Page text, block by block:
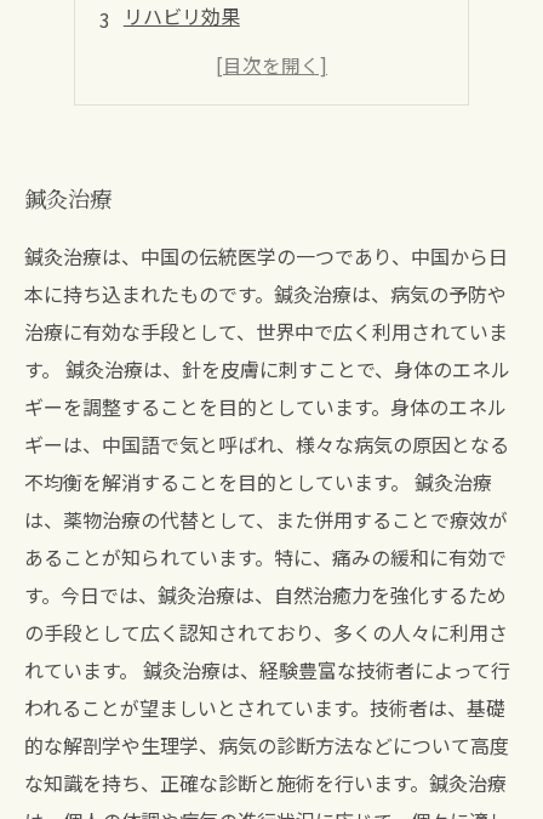
リハビリ効果
痛みの原因
継続的なケア
鍼灸治療
鍼灸治療は、中国の伝統医学の一つであり、中国から日
本に持ち込まれたものです。鍼灸治療は、病気の予防や
治療に有効な手段として、世界中で広く利用されていま
す。 鍼灸治療は、針を皮膚に刺すことで、身体のエネル
ギーを調整することを目的としています。身体のエネル
ギーは、中国語で気と呼ばれ、様々な病気の原因となる
不均衡を解消することを目的としています。 鍼灸治療
は、薬物治療の代替として、また併用することで療效が
あることが知られています。特に、痛みの緩和に有効で
す。今日では、鍼灸治療は、自然治癒力を強化するため
の手段として広く認知されており、多くの人々に利用さ
れています。 鍼灸治療は、経験豊富な技術者によって行
われることが望ましいとされています。技術者は、基礎
的な解剖学や生理学、病気の診断方法などについて高度
な知識を持ち、正確な診断と施術を行います。鍼灸治療